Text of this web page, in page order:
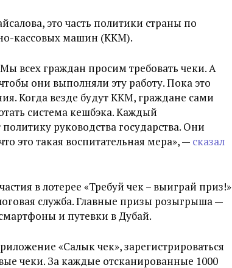
это часть политики страны по
кассовых машин (ККМ).
всех граждан просим требовать чеки. А
они выполняли эту работу. Пока это
Когда везде будут ККМ, граждане сами
система кешбэка. Каждый
руководства государства. Они
это такая воспитательная мера», — сказал
в лотерее «Требуй чек – выиграй приз!»
служба. Главные призы розыгрыша —
и путевки в Дубай.
«Салык чек», зарегистрироваться
чеки. За каждые отсканированные 1000